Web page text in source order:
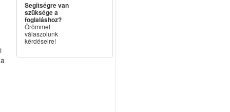
Segítségre van
szüksége a
foglaláshoz?
Örömmel
válaszolunk
kérdéseire!